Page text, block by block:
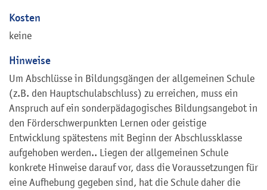
Kosten
keine
Hinweise
Um Abschlüsse in Bildungsgängen der allgemeinen Schule
(z.B. den Hauptschulabschluss) zu erreichen, muss ein
Anspruch auf ein sonderpädagogisches Bildungsangebot in
den Förderschwerpunkten Lernen oder geistige
Entwicklung spätestens mit Beginn der Abschlussklasse
aufgehoben werden.. Liegen der allgemeinen Schule
konkrete Hinweise darauf vor, dass die Voraussetzungen für
eine Aufhebung gegeben sind, hat die Schule daher die